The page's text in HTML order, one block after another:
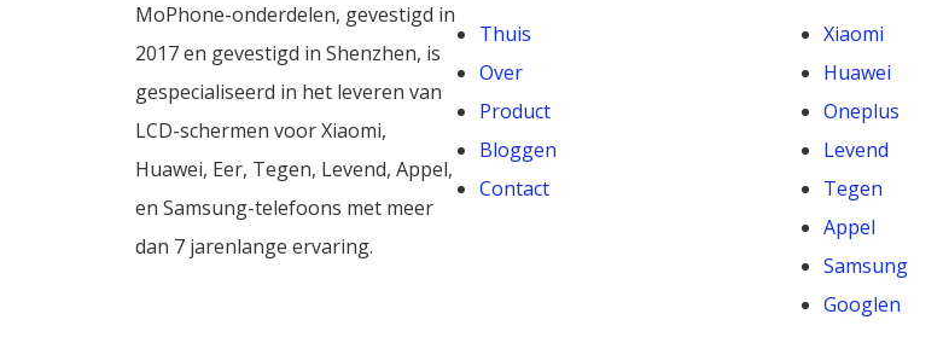
MoPhone-onderdelen, gevestigd in
2017 en gevestigd in Shenzhen, is
gespecialiseerd in het leveren van
LCD-schermen voor Xiaomi,
Huawei, Eer, Tegen, Levend, Appel,
en Samsung-telefoons met meer
dan 7 jarenlange ervaring.
Thuis
Over
Product
Bloggen
Contact
Xiaomi
Huawei
Oneplus
Levend
Tegen
Appel
Samsung
Googlen